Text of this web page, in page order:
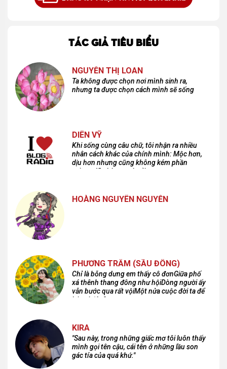
TÁC GIẢ TIÊU BIỂU
NGUYỄN THỊ LOAN
Ta không được chọn nơi mình sinh ra,
nhưng ta được chọn cách mình sẽ sống
DIÊN VỸ
Khi sống cùng câu chữ, tôi nhận ra nhiều
nhân cách khác của chính mình: Mộc hơn,
dịu hơn nhưng cũng không kém phần
cuồng dã và hoang hoải...
HOÀNG NGUYÊN NGUYỄN
PHƯƠNG TRÂM (SẦU ĐÔNG)
Chỉ là bỗng dưng em thấy cô đơnGiữa phố
xá thênh thang đông như hộiDòng người ấy
vẫn bước qua rất vộiMột nửa cuộc đời ta để
lại nơi đâu?
KIRA
"Sau này, trong những giấc mơ tôi luôn thấy
mình gọi tên cậu, cái tên ở những lầu son
gác tía của quá khứ."